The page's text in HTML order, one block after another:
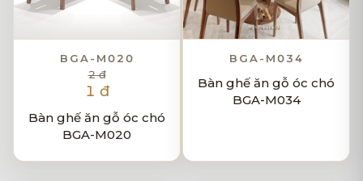
BGA-M020
2 đ
1 đ
Bàn ghế ăn gỗ óc chó
BGA-M020
BGA-M034
Bàn ghế ăn gỗ óc chó
BGA-M034